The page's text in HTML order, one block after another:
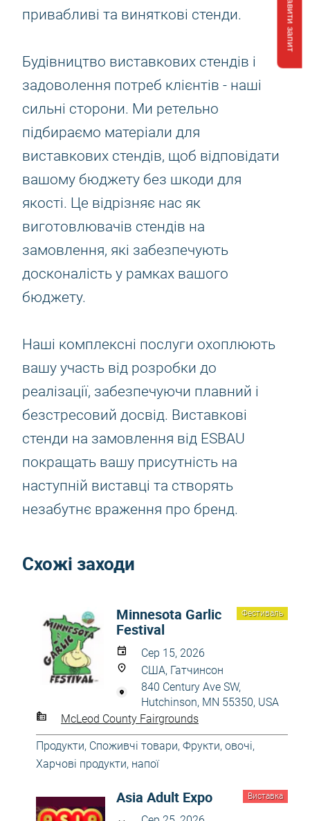
привабливі та виняткові стенди.
Будівництво виставкових стендів і
задоволення потреб клієнтів - наші
сильні сторони. Ми ретельно
підбираємо матеріали для
виставкових стендів, щоб відповідати
вашому бюджету без шкоди для
якості. Це відрізняє нас як
виготовлювачів стендів на
замовлення, які забезпечують
досконалість у рамках вашого
бюджету.
Наші комплексні послуги охоплюють
вашу участь від розробки до
реалізації, забезпечуючи плавний і
безстресовий досвід. Виставкові
стенди на замовлення від ESBAU
покращать вашу присутність на
наступній виставці та створять
незабутнє враження про бренд.
Схожі заходи
Фестиваль
Minnesota Garlic
Festival
Сер 15, 2026
США, Гатчинсон
840 Century Ave SW,
Hutchinson, MN 55350, USA
McLeod County Fairgrounds
Продукти, Споживчі товари, Фрукти, овочі,
Харчові продукти, напої
Виставка
Asia Adult Expo